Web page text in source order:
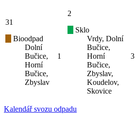
31
Bioodpad
Dolní
Bučice,
Horní
Bučice,
Zbyslav
1
2
Sklo
Vrdy, Dolní
Bučice,
Horní
Bučice,
Zbyslav,
Koudelov,
Skovice
3
Kalendář svozu odpadu